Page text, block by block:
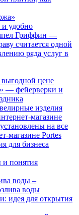
и удобно
Гриффин —
считается одной
ряда услуг в
выгодной цене
— фейерверки и
изделия
магазине
на все
магазине Portes
для бизнеса
и понятия
воды –
воды
идея для открытия